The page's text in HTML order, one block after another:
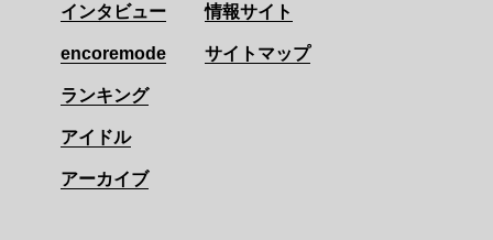
インタビュー
encoremode
ランキング
アイドル
アーカイブ
情報サイト
サイトマップ